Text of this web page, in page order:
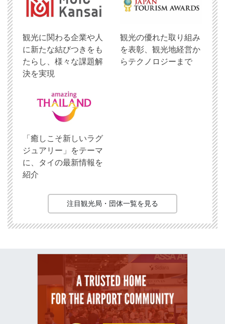
観光に関わる企業や人
に新たな結びつきをも
たらし、様々な課題解
決を実現
観光の優れた取り組み
を表彰、観光地経営か
らテクノロジーまで
「癒しこそ新しいラグ
ジュアリー」をテーマ
に、タイの最新情報を
紹介
注目観光局・団体一覧を見る